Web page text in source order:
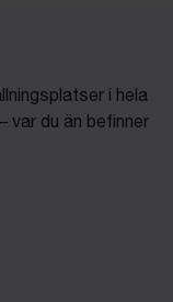
i hela
var du än befinner